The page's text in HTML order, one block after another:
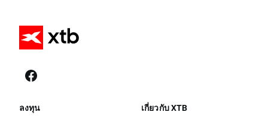
ลงทุน เกี่ยวกับ XTB